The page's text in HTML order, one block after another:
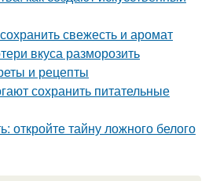
свежесть и аромат
вкуса разморозить
и рецепты
сохранить питательные
откройте тайну ложного белого